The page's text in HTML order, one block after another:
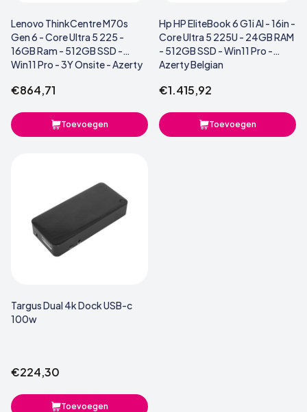
Lenovo ThinkCentre M70s
Gen 6 - Core Ultra 5 225 -
16GB Ram - 512GB SSD -
Win11 Pro - 3Y Onsite - Azerty
€864,71
Toevoegen
Hp HP EliteBook 6 G1i AI - 16in -
Core Ultra 5 225U - 24GB RAM
- 512GB SSD - Win11 Pro -
Azerty Belgian
€1.415,92
Toevoegen
Targus Dual 4k Dock USB-c
100w
€224,30
Toevoegen